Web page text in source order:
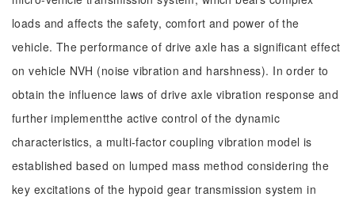
loads and affects the safety, comfort and power of the
vehicle. The performance of drive axle has a significant effect
on vehicle NVH (noise vibration and harshness). In order to
obtain the influence laws of drive axle vibration response and
further implementthe active control of the dynamic
characteristics, a multi-factor coupling vibration model is
established based on lumped mass method considering the
key excitations of the hypoid gear transmission system in